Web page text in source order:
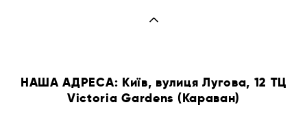
НАША АДРЕСА: Київ, вулиця Лугова, 12 ТЦ
Victoria Gardens (Караван)